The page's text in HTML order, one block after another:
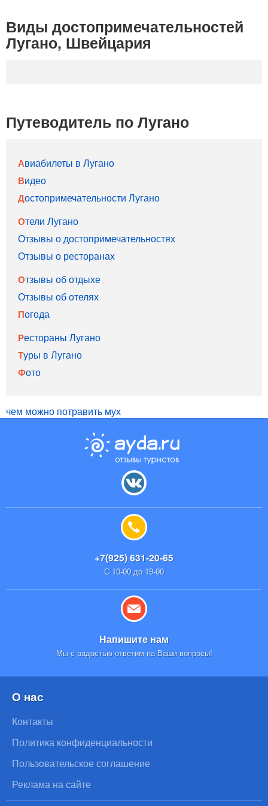
Виды достопримечательностей
Лугано, Швейцария
Путеводитель по Лугано
Авиабилеты в Лугано
Видео
Достопримечательности Лугано
Отели Лугано
Отзывы о достопримечательностях
Отзывы о ресторанах
Отзывы об отдыхе
Отзывы об отелях
Погода
Рестораны Лугано
Туры в Лугано
Фото
чем можно потравить мух
+7(925) 631-20-65
С 10-00 до 19-00
Напишите нам
Мы с радостью ответим на Ваши вопросы!
О нас
Контакты
Политика конфиденциальности
Пользовательское соглашение
Реклама на сайте